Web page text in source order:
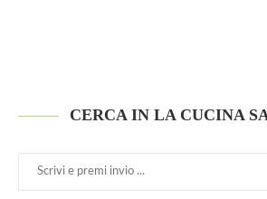
CERCA IN LA CUCINA